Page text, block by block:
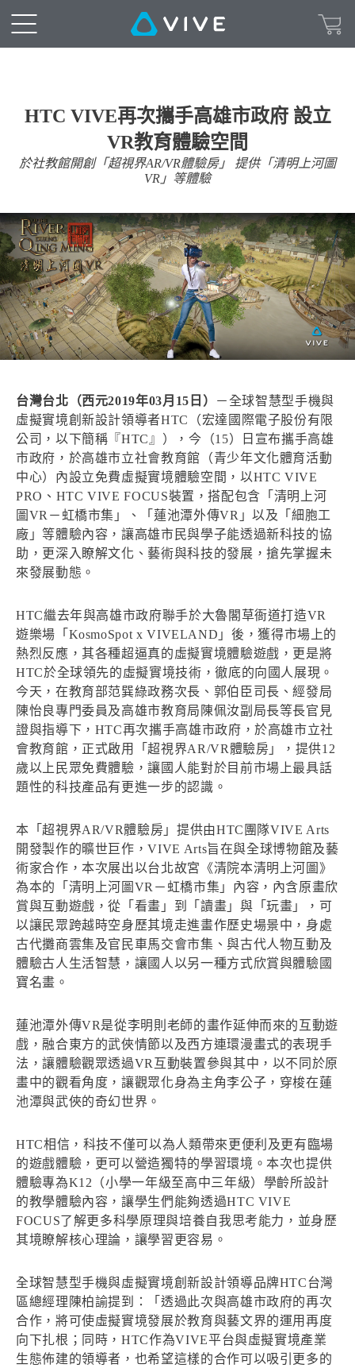
HTC VIVE再次攜手高雄市政府 設立
VR教育體驗空間
於社教館開創「超視界AR/VR體驗房」 提供「清明上河圖
VR」等體驗
台灣台北（西元2019年03月15日）
－全球智慧型手機與
虛擬實境創新設計領導者HTC（宏達國際電子股份有限
公司，以下簡稱『HTC』），今（15）日宣布攜手高雄
市政府，於高雄市立社會教育館（青少年文化體育活動
中心）內設立免費虛擬實境體驗空間，以HTC VIVE
PRO、HTC VIVE FOCUS裝置，搭配包含「清明上河
圖VR－虹橋市集」、「蓮池潭外傳VR」以及「細胞工
廠」等體驗內容，讓高雄市民與學子能透過新科技的協
助，更深入瞭解文化、藝術與科技的發展，搶先掌握未
來發展動態。
HTC繼去年與高雄市政府聯手於大魯閣草衙道打造VR
遊樂場「KosmoSpot x VIVELAND」後，獲得市場上的
熱烈反應，其各種超逼真的虛擬實境體驗遊戲，更是將
HTC於全球領先的虛擬實境技術，徹底的向國人展現。
今天，在教育部范巽綠政務次長、郭伯臣司長、經發局
陳怡良專門委員及高雄市教育局陳佩汝副局長等長官見
證與指導下，HTC再次攜手高雄市政府，於高雄市立社
會教育館，正式啟用「超視界AR/VR體驗房」，提供12
歲以上民眾免費體驗，讓國人能對於目前市場上最具話
題性的科技產品有更進一步的認識。
本「超視界AR/VR體驗房」提供由HTC團隊VIVE Arts
開發製作的曠世巨作，VIVE Arts旨在與全球博物館及藝
術家合作，本次展出以台北故宮《清院本清明上河圖》
為本的「清明上河圖VR－虹橋市集」內容，內含原畫欣
賞與互動遊戲，從「看畫」到「讀畫」與「玩畫」，可
以讓民眾跨越時空身歷其境走進畫作歷史場景中，身處
古代攤商雲集及官民車馬交會市集、與古代人物互動及
體驗古人生活智慧，讓國人以另一種方式欣賞與體驗國
寶名畫。
蓮池潭外傳VR是從李明則老師的畫作延伸而來的互動遊
戲，融合東方的武俠情節以及西方連環漫畫式的表現手
法，讓體驗觀眾透過VR互動裝置參與其中，以不同於原
畫中的觀看角度，讓觀眾化身為主角李公子，穿梭在蓮
池潭與武俠的奇幻世界。
HTC相信，科技不僅可以為人類帶來更便利及更有臨場
的遊戲體驗，更可以營造獨特的學習環境。本次也提供
體驗專為K12（小學一年級至高中三年級）學齡所設計
的教學體驗內容，讓學生們能夠透過HTC VIVE
FOCUS了解更多科學原理與培養自我思考能力，並身歷
其境瞭解核心理論，讓學習更容易。
全球智慧型手機與虛擬實境創新設計領導品牌HTC台灣
區總經理陳柏諭提到：「透過此次與高雄市政府的再次
合作，將可使虛擬實境發展於教育與藝文界的運用再度
向下扎根；同時，HTC作為VIVE平台與虛擬實境產業
生態佈建的領導者，也希望這樣的合作可以吸引更多的